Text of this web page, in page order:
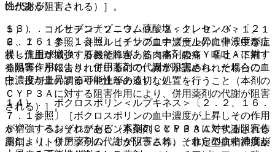
の代謝が阻害される）］。
５）． コルヒチン〔２．３、９．２．１、９．３．１、１
６．７．１参照〕［コルヒチンの血中濃度上昇に伴う中毒症
状＜汎血球減少・肝機能障害・筋肉痛・腹痛・嘔吐・下痢・
発熱等＞が報告されているので、異常が認められた場合に
は、投与量の調節や中止等の適切な処置を行うこと（本剤の
ＣＹＰ３Ａに対する阻害作用により、併用薬剤の代謝が阻害
される）］。
６）． ベンゾジアゼピン系薬剤＜ＣＹＰ３Ａで代謝される
薬剤＞（トリアゾラム、ミダゾラム等）、非定型抗精神病薬
性がある）］。
１３）． イサブコナゾニウム硫酸塩＜クレセンバ＞〔２．
２、１６．７．１参照〕［イサブコナゾールの血中濃度が上
昇し作用が増強するおそれがある（本剤のＣＹＰ３Ａに対す
る阻害作用により、併用薬剤の代謝が阻害され、それらの血
中濃度が上昇する可能性がある）］。
１４）． ボクロスポリン＜ルプキネス＞〔２．２、１６．
７．１参照〕［ボクロスポリンの血中濃度が上昇しその作用
が増強するおそれがある（本剤のＣＹＰ３Ａに対する阻害作
用により、併用薬剤の代謝が阻害され、それらの血中濃度が